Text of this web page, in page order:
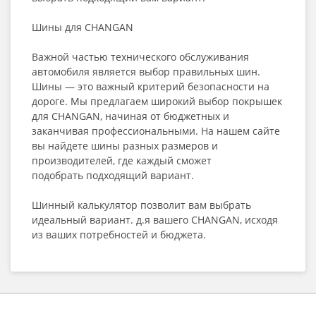
Шины для CHANGAN
Важной частью технического обслуживания
автомобиля является выбор правильных шин.
Шины — это важный критерий безопасности на
дороге. Мы предлагаем широкий выбор покрышек
для CHANGAN, начиная от бюджетных и
заканчивая профессиональными. На нашем сайте
вы найдете шины разных размеров и
производителей, где каждый сможет
подобрать подходящий вариант.
Шинный калькулятор позволит вам выбрать
идеальный вариант. д.я вашего CHANGAN, исходя
из ваших потребностей и бюджета.